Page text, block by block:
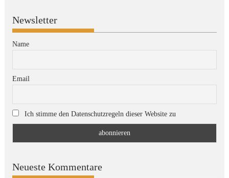
Newsletter
Name
Email
Ich stimme den Datenschutzregeln dieser Website zu
Neueste Kommentare